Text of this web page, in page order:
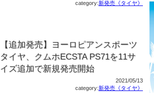
category:新発売《タイヤ》
【追加発売】ヨーロピアンスポーツ
タイヤ、クムホECSTA PS71を11サ
イズ追加で新規発売開始
2021/05/13
category:新発売《タイヤ》